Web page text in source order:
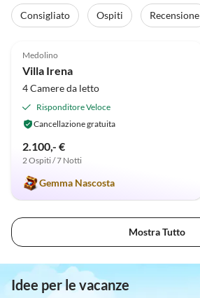
Consigliato Ospiti Recensione
Medolino
Villa Irena
4 Camere da letto
Risponditore Veloce
Cancellazione gratuita
2.100,- €
2 Ospiti / 7 Notti
Gemma Nascosta
Mostra Tutto
Idee per le vacanze